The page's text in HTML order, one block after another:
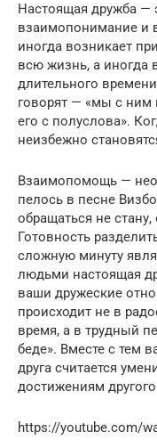
Настоящая дружба —
взаимопонимание и
иногда возникает
всю жизнь, а иногда
длительного
говорят — «мы с ним
его с полуслова».
неизбежно
Взаимопомощь —
пелось в песне
обращаться не
Готовность
сложную минуту
людьми настоящая
ваши дружеские
происходит не в
время, а в трудный
беде». Вместе с тем
друга считается
достижениям
https://youtube.com/